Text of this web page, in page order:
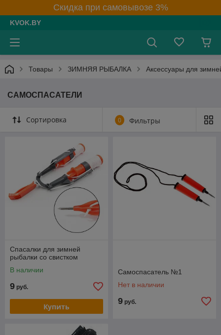
Скидка при самовывозе 3%
KVOK.BY
Товары ЗИМНЯЯ РЫБАЛКА Аксессуары для
САМОСПАСАТЕЛИ
Сортировка 0 Фильтры
Спасалки для зимней
рыбалки со свистком
В наличии
9 руб.
Купить
Самоспасатель №1
Нет в наличии
9 руб.